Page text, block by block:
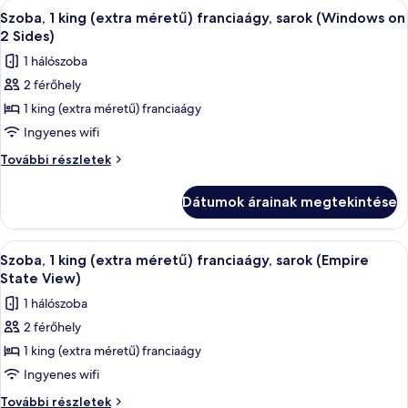
franciaágy
további
részletei
A
következő
szoba
összes
képének
megtekintése:
Szoba,
1
méretű)
franciaágy,
sarok
(Windows
on
2
Sides)
Egy kis méretű szállodai szoba,
6
Szoba, 1 king (extra méretű) franciaágy, sarok (Windows on
2 Sides)
1 hálószoba
2 férőhely
1 king (extra méretű) franciaágy
Ingyenes wifi
További részletek
Szoba,
méretű)
franciaágy,
sarok
(Windows
2
Sides)
részletei
Dátumok árainak megtekintése
A
következő
szoba
összes
képének
megtekintése:
Szoba,
1
Egy kis méretű szállodai szoba,
6
Szoba, 1 king (extra méretű) franciaágy, sarok (Empire
State View)
1 hálószoba
2 férőhely
1 king (extra méretű) franciaágy
Ingyenes wifi
További részletek
Szoba,